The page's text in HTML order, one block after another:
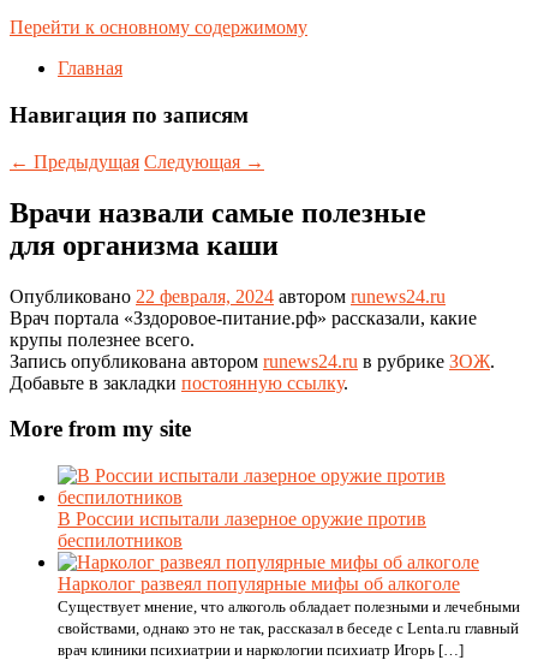
Перейти к основному содержимому
Главная
Навигация по записям
← Предыдущая Следующая →
Врачи назвали самые полезные
для организма каши
Опубликовано 22 февраля, 2024 автором runews24.ru
Врач портала «Зздоровое-питание.рф» рассказали, какие
крупы полезнее всего.
Запись опубликована автором runews24.ru в рубрике ЗОЖ.
Добавьте в закладки постоянную ссылку.
More from my site
В России испытали лазерное оружие против
беспилотников
Нарколог развеял популярные мифы об алкоголе
Существует мнение, что алкоголь обладает полезными и лечебными
свойствами, однако это не так, рассказал в беседе с Lenta.ru главный
врач клиники психиатрии и наркологии психиатр Игорь […]